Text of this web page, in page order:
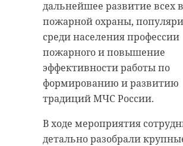
дальнейшее развитие всех
пожарной охраны,
среди населения профессии
пожарного и повышение
эффективности работы по
формированию и развитию
традиций МЧС России.
В ходе мероприятия
детально разобрали
Анны Беквор и других
в Сосновом Бору.
история сосновый бор
Поделиться статьей:
военно-историческая
реконструкция
каменка
линия маннергейма